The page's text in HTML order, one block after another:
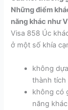
Những điểm
năng khác như
Visa 858 Úc
ở một số khía
không
thành tích
không có
năng